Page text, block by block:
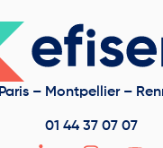
Paris – Montpellier –
01 44 37 07 07